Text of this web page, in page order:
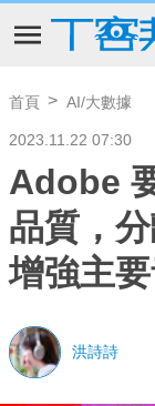
首頁 AI/大數據
2023.11.22 07:30
Adobe
品質，
增強主
洪詩詩